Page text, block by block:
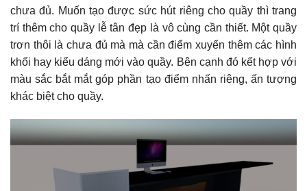
chưa đủ. Muốn tạo được sức hút riêng cho quầy thì trang
trí thêm cho quầy lễ tân đẹp là vô cùng cần thiết. Một quầy
trơn thôi là chưa đủ mà mà cần điểm xuyến thêm các hình
khối hay kiểu dáng mới vào quầy. Bên cạnh đó kết hợp với
màu sắc bắt mắt góp phần tạo điểm nhấn riêng, ấn tượng
khác biệt cho quầy.